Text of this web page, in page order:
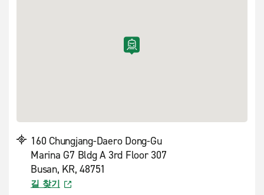
160 Chungjang-Daero Dong-Gu
Marina G7 Bldg A 3rd Floor 307
Busan, KR, 48751
길 찾기